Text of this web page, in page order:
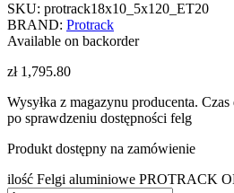
SKU: protrack18x10_5x120_ET20
BRAND: Protrack
Available on backorder
zł1,795.80
Wysyłka z magazynu producenta.
po sprawdzeniu dostępności felg
Produkt dostępny na zamówienie
ilość Felgi aluminiowe PROTRACK